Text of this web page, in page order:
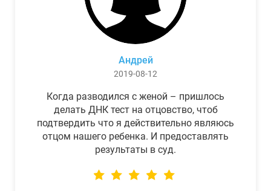
Андрей
2019-08-12
Когда разводился с женой – пришлось
делать ДНК тест на отцовство, чтоб
подтвердить что я действительно являюсь
отцом нашего ребенка. И предоставлять
результаты в суд.